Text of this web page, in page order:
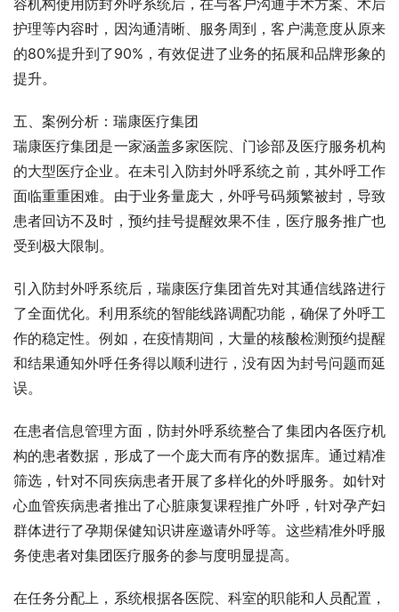
护理等内容时，因沟通清晰、服务周到，客户满意度从原来
的80%提升到了90%，有效促进了业务的拓展和品牌形象的
提升。
五、案例分析：瑞康医疗集团
瑞康医疗集团是一家涵盖多家医院、门诊部及医疗服务机构
的大型医疗企业。在未引入防封外呼系统之前，其外呼工作
面临重重困难。由于业务量庞大，外呼号码频繁被封，导致
患者回访不及时，预约挂号提醒效果不佳，医疗服务推广也
受到极大限制。
引入防封外呼系统后，瑞康医疗集团首先对其通信线路进行
了全面优化。利用系统的智能线路调配功能，确保了外呼工
作的稳定性。例如，在疫情期间，大量的核酸检测预约提醒
和结果通知外呼任务得以顺利进行，没有因为封号问题而延
误。
在患者信息管理方面，防封外呼系统整合了集团内各医疗机
构的患者数据，形成了一个庞大而有序的数据库。通过精准
筛选，针对不同疾病患者开展了多样化的外呼服务。如针对
心血管疾病患者推出了心脏康复课程推广外呼，针对孕产妇
群体进行了孕期保健知识讲座邀请外呼等。这些精准外呼服
务使患者对集团医疗服务的参与度明显提高。
在任务分配上，系统根据各医院、科室的职能和人员配置，